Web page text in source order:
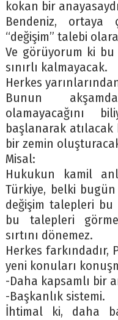
kokan bir
Bendeniz, ortaya
“değişim” talebi
Ve görüyorum ki bu
sınırlı kalmayacak.
Herkes
Bunun
olamayacağını
başlanarak atılacak
bir zemin
Misal:
Hukukun kamil
Türkiye, belki
değişim talepleri
bu talepleri
sırtını dönemez.
Herkes
yeni konuları
-Daha kapsamlı bir
-Başkanlık sistemi.
İhtimal ki, daha